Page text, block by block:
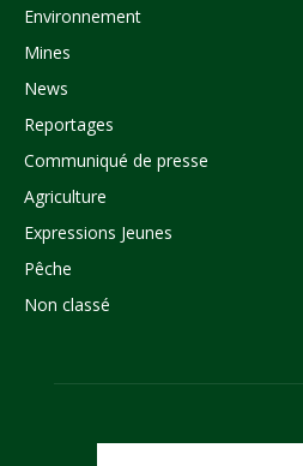
Environnement
Mines
News
Reportages
Communiqué de presse
Agriculture
Expressions Jeunes
Pêche
Non classé